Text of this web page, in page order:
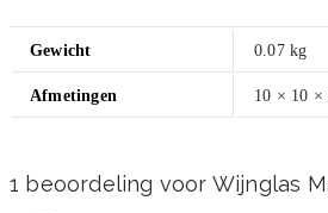
Gewicht 0.07 kg
Afmetingen 10 × 10 ×
1 beoordeling voor Wijnglas